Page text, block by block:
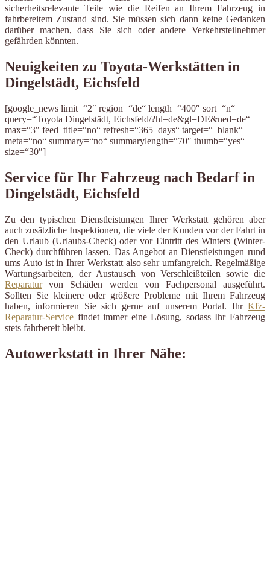
sicherheitsrelevante Teile wie die Reifen an Ihrem Fahrzeug in
fahrbereitem Zustand sind. Sie müssen sich dann keine Gedanken
darüber machen, dass Sie sich oder andere Verkehrsteilnehmer
gefährden könnten.
Neuigkeiten zu Toyota-Werkstätten in
Dingelstädt, Eichsfeld
[google_news limit=“2″ region=“de“ length=“400″ sort=“n“
query=“Toyota Dingelstädt, Eichsfeld/?hl=de&gl=DE&ned=de“
max=“3″ feed_title=“no“ refresh=“365_days“ target=“_blank“
meta=“no“ summary=“no“ summarylength=“70″ thumb=“yes“
size=“30″]
Service für Ihr Fahrzeug nach Bedarf in
Dingelstädt, Eichsfeld
Zu den typischen Dienstleistungen Ihrer Werkstatt gehören aber
auch zusätzliche Inspektionen, die viele der Kunden vor der Fahrt in
den Urlaub (Urlaubs-Check) oder vor Eintritt des Winters (Winter-
Check) durchführen lassen. Das Angebot an Dienstleistungen rund
ums Auto ist in Ihrer Werkstatt also sehr umfangreich. Regelmäßige
Wartungsarbeiten, der Austausch von Verschleißteilen sowie die
Reparaturvon Schäden werden von Fachpersonal ausgeführt.
Sollten Sie kleinere oder größere Probleme mit Ihrem Fahrzeug
haben, informieren Sie sich gerne auf unserem Portal. Ihr Kfz-
Reparatur-Service findet immer eine Lösung, sodass Ihr Fahrzeug
stets fahrbereit bleibt.
Autowerkstatt in Ihrer Nähe: